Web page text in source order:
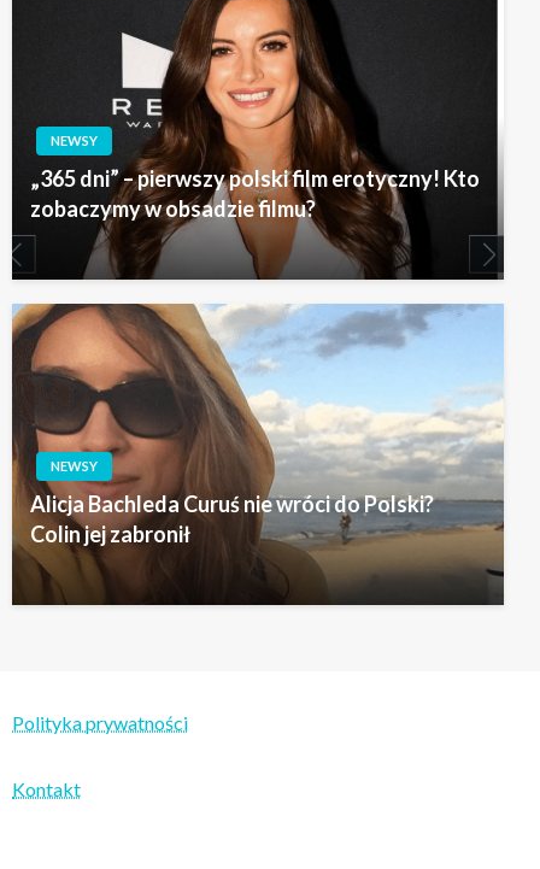
NEWSY
„365 dni” – pierwszy polski film erotyczny! Kto
zobaczymy w obsadzie filmu?
NEWSY
Alicja Bachleda Curuś nie wróci do Polski?
Colin jej zabronił
Polityka prywatności
Kontakt